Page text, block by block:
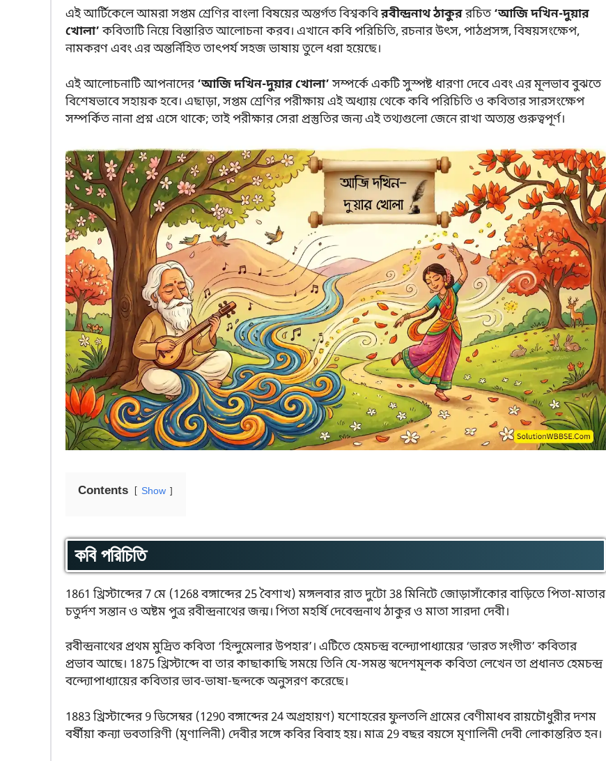
এই আর্টিকেলে আমরা সপ্তম শ্রেণির বাংলা বিষয়ের অন্তর্গত বিশ্বকবিরবীন্দ্রনাথ ঠাকুররচিত‘আজি দখিন-দুয়ার
খোলা’কবিতাটি নিয়ে বিস্তারিত আলোচনা করব। এখানে কবি পরিচিতি, রচনার উৎস, পাঠপ্রসঙ্গ, বিষয়সংক্ষেপ,
নামকরণ এবং এর অন্তর্নিহিত তাৎপর্য সহজ ভাষায় তুলে ধরা হয়েছে।
এই আলোচনাটি আপনাদের‘আজি দখিন-দুয়ার খোলা’সম্পর্কে একটি সুস্পষ্ট ধারণা দেবে এবং এর মূলভাব বুঝতে
বিশেষভাবে সহায়ক হবে। এছাড়া, সপ্তম শ্রেণির পরীক্ষায় এই অধ্যায় থেকে কবি পরিচিতি ও কবিতার সারসংক্ষেপ
সম্পর্কিত নানা প্রশ্ন এসে থাকে; তাই পরীক্ষার সেরা প্রস্তুতির জন্য এই তথ্যগুলো জেনে রাখা অত্যন্ত গুরুত্বপূর্ণ।
Contents Show
কবি পরিচিতি
1861 খ্রিস্টাব্দের 7 মে (1268 বঙ্গাব্দের 25 বৈশাখ) মঙ্গলবার রাত দুটো 38 মিনিটে জোড়াসাঁকোর বাড়িতে পিতা-মাতার
চতুর্দশ সন্তান ও অষ্টম পুত্র রবীন্দ্রনাথের জন্ম। পিতা মহর্ষি দেবেন্দ্রনাথ ঠাকুর ও মাতা সারদা দেবী।
রবীন্দ্রনাথের প্রথম মুদ্রিত কবিতা ‘হিন্দুমেলার উপহার’। এটিতে হেমচন্দ্র বন্দ্যোপাধ্যায়ের ‘ভারত সংগীত’ কবিতার
প্রভাব আছে। 1875 খ্রিস্টাব্দে বা তার কাছাকাছি সময়ে তিনি যে-সমস্ত স্বদেশমূলক কবিতা লেখেন তা প্রধানত হেমচন্দ্র
বন্দ্যোপাধ্যায়ের কবিতার ভাব-ভাষা-ছন্দকে অনুসরণ করেছে।
1883 খ্রিস্টাব্দের 9 ডিসেম্বর (1290 বঙ্গাব্দের 24 অগ্রহায়ণ) যশোহরের ফুলতলি গ্রামের বেণীমাধব রায়চৌধুরীর দশম
বর্ষীয়া কন্যা ভবতারিণী (মৃণালিনী) দেবীর সঙ্গে কবির বিবাহ হয়। মাত্র 29 বছর বয়সে মৃণালিনী দেবী লোকান্তরিত হন।